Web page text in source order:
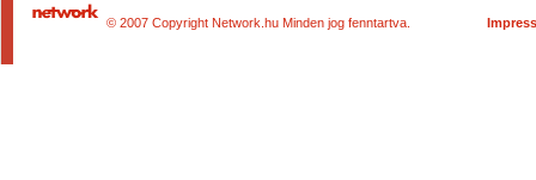
© 2007 Copyright Network.hu Minden jog fenntartva.